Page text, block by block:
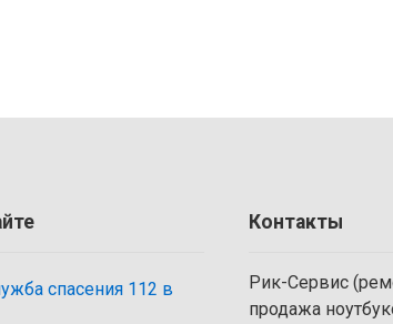
спасения 112 в
Контакты
Рик-Сервис
продажа